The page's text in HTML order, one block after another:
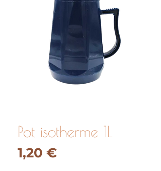
Pot isotherme 1L
1,20 €Prix